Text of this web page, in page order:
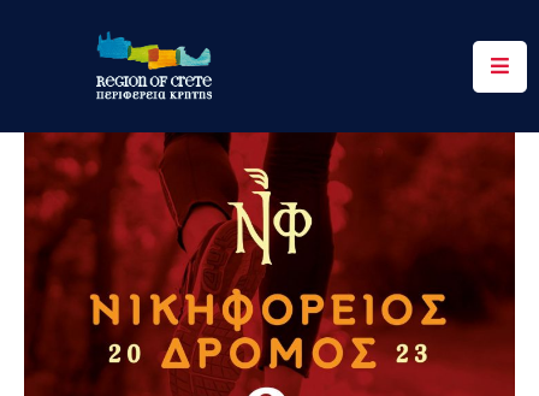
Περιφέρεια
Ενημέρωση
Έργα
Δράσεις
Ψηφιακές
Υπηρεσίες